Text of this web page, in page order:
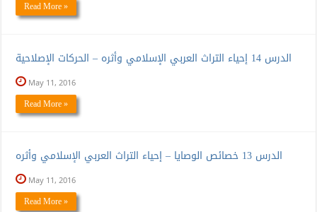
Read More »
الدرس 14 إحياء التراث العربي الإسلامي وأثره – الحركات الإصلاحية
May 11, 2016
Read More »
الدرس 13 خصائص الوصايا – إحياء التراث العربي الإسلامي وأثره
May 11, 2016
Read More »